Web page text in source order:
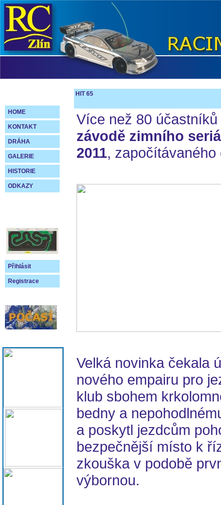
HOME
KONTAKT
DRÁHA
GALERIE
HISTORIE
ODKAZY
Přihlásit
Registrace
HIT 65
Více než 80
závodě zimního
2011,
Velká novinka čekala
nového empairu pro
klub sbohem
bedny a
a poskytl jezdcům
bezpečnější místo k
zkouška v podobě
výbornou.